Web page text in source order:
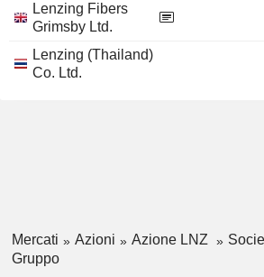
Lenzing Fibers
Grimsby Ltd.
Lenzing (Thailand)
Co. Ltd.
Mercati Azioni Azione LNZ
Gruppo